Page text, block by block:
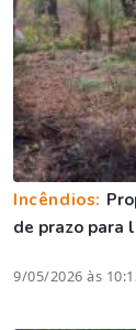
Incêndios:
de prazo para
9/05/2026 às